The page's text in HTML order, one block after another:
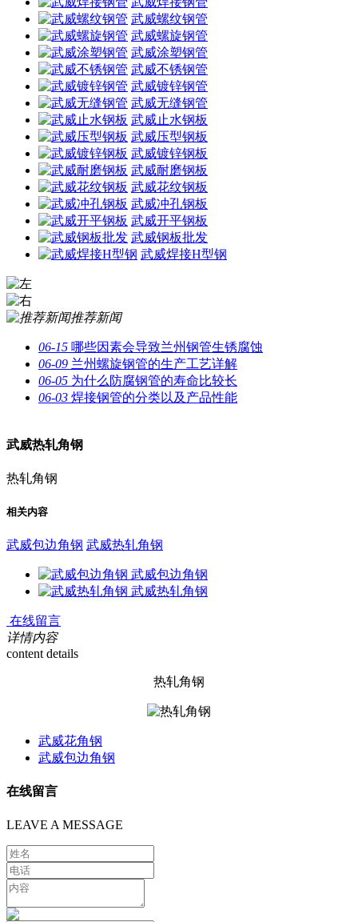
武威螺纹钢管
武威螺旋钢管
武威涂塑钢管
武威不锈钢管
武威镀锌钢管
武威无缝钢管
武威止水钢板
武威压型钢板
武威镀锌钢板
武威耐磨钢板
武威花纹钢板
武威冲孔钢板
武威开平钢板
武威钢板批发
武威焊接H型钢
推荐新闻
06-15 哪些因素会导致兰州钢管生锈腐蚀
06-09 兰州螺旋钢管的生产工艺详解
06-05 为什么防腐钢管的寿命比较长
06-03 焊接钢管的分类以及产品性能
武威热轧角钢
热轧角钢
相关内容
武威包边角钢 武威热轧角钢
武威包边角钢
武威热轧角钢
在线留言
详情内容
content details
热轧角钢
武威花角钢
武威包边角钢
在线留言
LEAVE A MESSAGE